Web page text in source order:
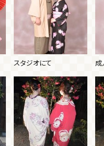
スタジオにて 成